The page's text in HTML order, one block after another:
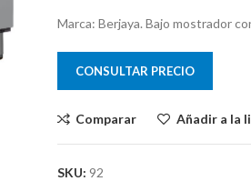
Marca: Berjaya. Bajo mostrador
CONSULTAR PRECIO
Comparar Añadir a la
SKU: 92